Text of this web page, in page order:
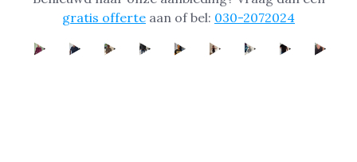
gratis offerte aan of bel: 030-2072024